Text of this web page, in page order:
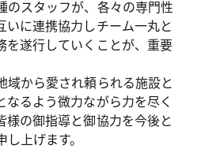
のスタッフが、各々の専門性
いに連携協力しチーム一丸と
を遂行していくことが、重要
域から愛され頼られる施設と
なるよう微力ながら力を尽く
様の御指導と御協力を今後と
上げます。